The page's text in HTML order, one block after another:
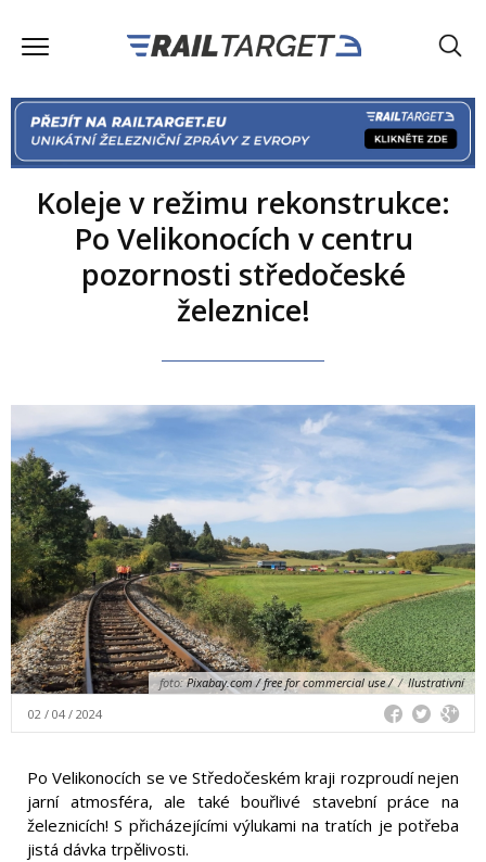
Koleje v režimu rekonstrukce:
Po Velikonocích v centru
pozornosti středočeské
železnice!
foto:Pixabay.com / free for commercial use / / Ilustrativní
02 / 04 / 2024
Po Velikonocích se ve Středočeském kraji rozproudí nejen
jarní atmosféra, ale také bouřlivé stavební práce na
železnicích! S přicházejícími výlukami na tratích je potřeba
jistá dávka trpělivosti.